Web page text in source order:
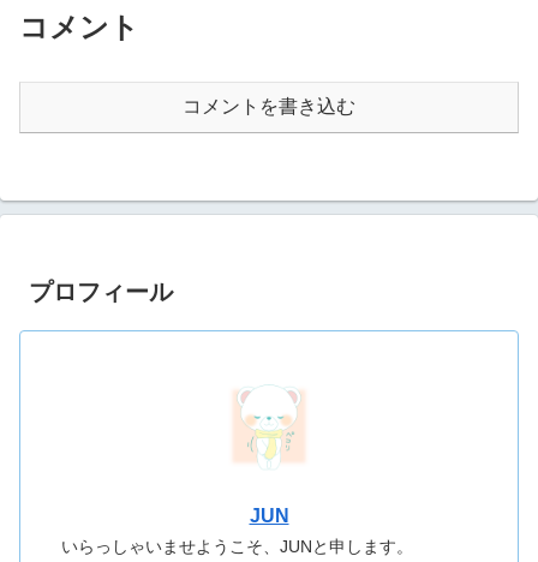
コメント
コメントを書き込む
プロフィール
JUN
いらっしゃいませようこそ、JUNと申します。